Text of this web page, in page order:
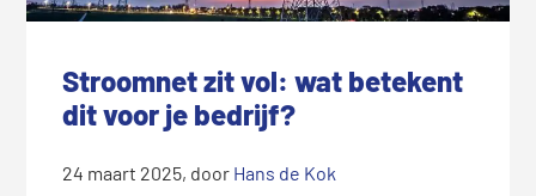
Stroomnet zit vol: wat betekent
dit voor je bedrijf?
24 maart 2025, door Hans de Kok